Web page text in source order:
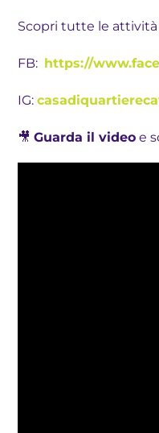
Scopri tutte le attività
FB: https://
IG:
🎥Guarda il video e